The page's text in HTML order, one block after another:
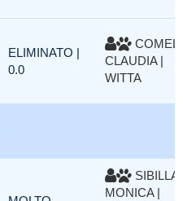
ELIMINATO |
0.0
CLAUDIA |
WITTA
SIBILLA
MONICA |